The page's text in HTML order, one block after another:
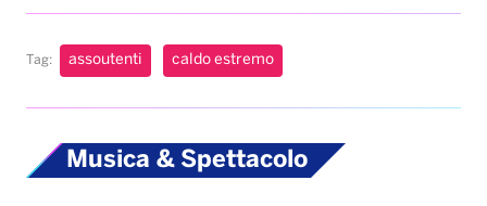
Tag: assoutenti caldo estremo
Musica & Spettacolo